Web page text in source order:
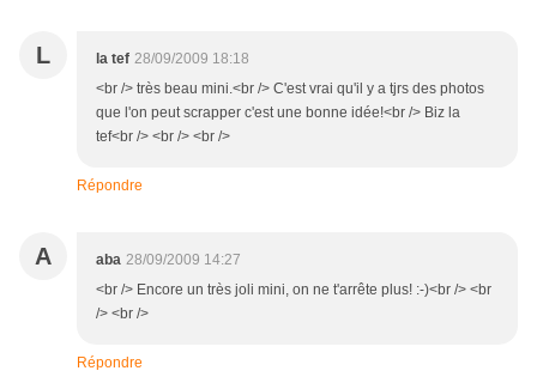
L la tef 28/09/2009 18:18
<br /> très beau mini.<br /> C'est vrai qu'il y a tjrs des photos
que l'on peut scrapper c'est une bonne idée!<br /> Biz la
tef<br /> <br /> <br />
Répondre
A aba 28/09/2009 14:27
<br /> Encore un très joli mini, on ne t'arrête plus! :-)<br /> <br
/> <br />
Répondre